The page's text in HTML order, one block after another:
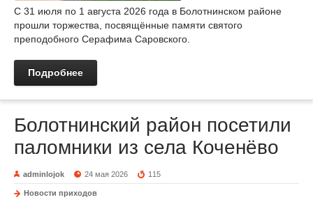
С 31 июля по 1 августа 2026 года в Болотнинском районе
прошли торжества, посвящённые памяти святого
преподобного Серафима Саровского.
Подробнее
Болотнинский район посетили
паломники из села Коченёво
adminlojok 24 мая 2026 115
Новости приходов